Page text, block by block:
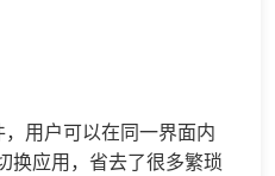
用户可以在同一界面内
换应用，省去了很多繁琐